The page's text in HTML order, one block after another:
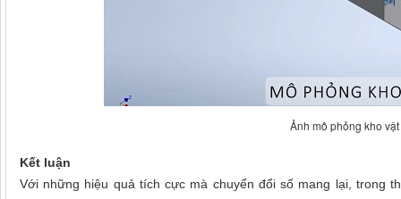
Ảnh mô phỏng kho
Kết luận
Với những hiệu quả tích cực mà chuyển đổi số mang lại, trong